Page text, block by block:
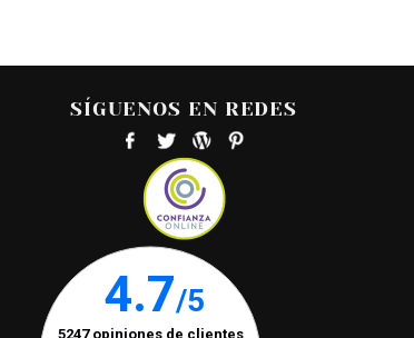
SÍGUENOS EN REDES